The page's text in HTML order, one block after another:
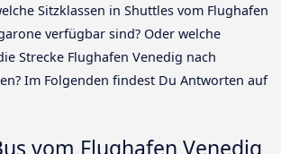
Sitzklassen in Shuttles vom Flughafen
verfügbar sind? Oder welche
Strecke Flughafen Venedig nach
Im Folgenden findest Du Antworten auf
vom Flughafen Venedig